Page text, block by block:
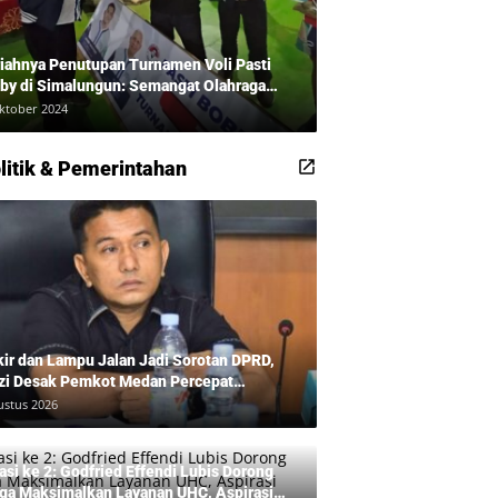
Penutupan Turnamen Voli Pasti
di Simalungun: Semangat Olahraga
Masyarakat Sehat Bersama Erwan
dan Ribuan Penonton!
2024
& Pemerintahan
dan Lampu Jalan Jadi Sorotan DPRD,
Desak Pemkot Medan Percepat
2026
ke 2: Godfried Effendi Lubis Dorong
Maksimalkan Layanan UHC, Aspirasi